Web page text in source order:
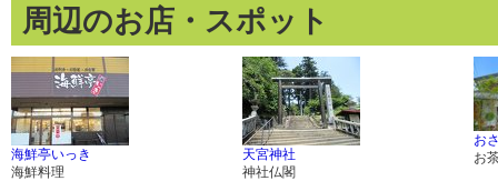
周辺のお店・スポット
海鮮亭いっき
海鮮料理
天宮神社
神社仏閣
お
お